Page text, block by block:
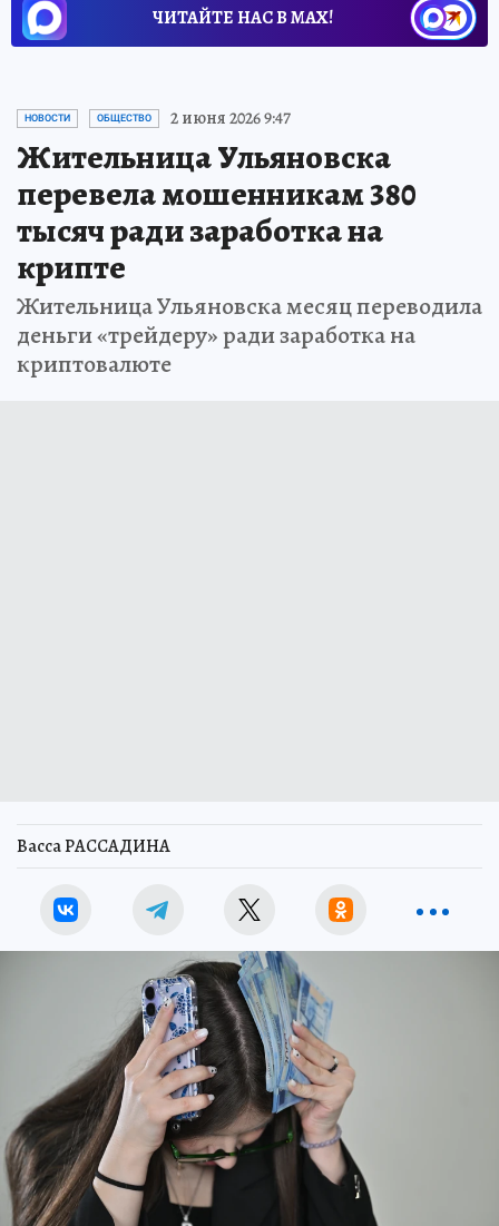
ЧИТАЙТЕ НАС В МАХ!
НОВОСТИ ОБЩЕСТВО 2 июня 2026 9:47
Жительница Ульяновска
перевела мошенникам 380
тысяч ради заработка на
крипте
Жительница Ульяновска месяц переводила
деньги «трейдеру» ради заработка на
криптовалюте
Васса РАССАДИНА